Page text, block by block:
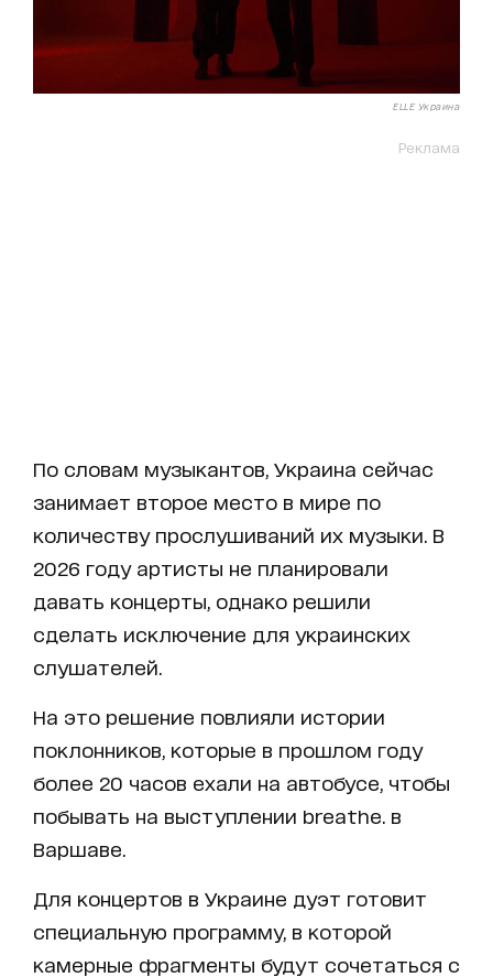
ELLE Украина
Реклама
По словам музыкантов, Украина сейчас
занимает второе место в мире по
количеству прослушиваний их музыки. В
2026 году артисты не планировали
давать концерты, однако решили
сделать исключение для украинских
слушателей.
На это решение повлияли истории
поклонников, которые в прошлом году
более 20 часов ехали на автобусе, чтобы
побывать на выступлении breathe. в
Варшаве.
Для концертов в Украине дуэт готовит
специальную программу, в которой
камерные фрагменты будут сочетаться с